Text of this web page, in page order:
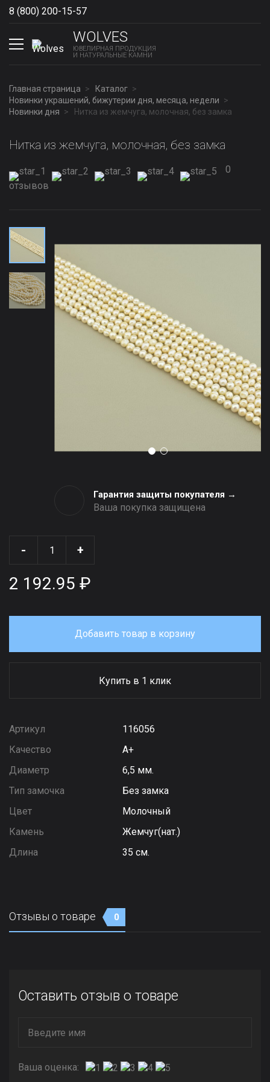
8 (800) 200-15-57
WOLVES
ЮВЕЛИРНАЯ ПРОДУКЦИЯ
И НАТУРАЛЬНЫЕ КАМНИ
Главная страница
Каталог
Новинки украшений, бижутерии дня, месяца, недели
Новинки дня
Нитка из жемчуга, молочная, без замка
Нитка из жемчуга, молочная, без замка
0
отзывов
Гарантия защиты покупателя →
Ваша покупка защищена
- +
2 192.95 ₽
Добавить товар в корзину
Купить в 1 клик
Артикул
116056
Качество
А+
Диаметр
6,5 мм.
Тип замочка
Без замка
Цвет
Молочный
Камень
Жемчуг(нат.)
Длина
35 см.
Отзывы о товаре 0
Оставить отзыв о товаре
Ваша оценка: